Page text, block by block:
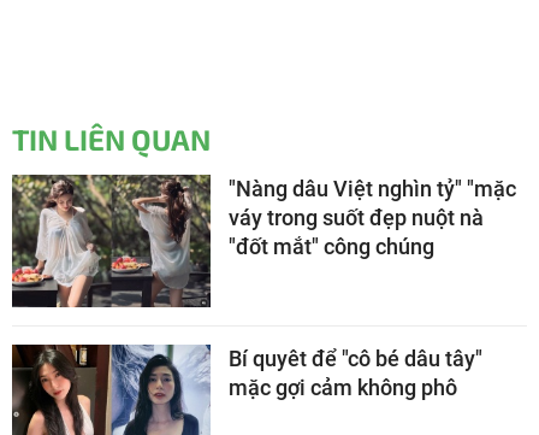
TIN LIÊN QUAN
"Nàng dâu Việt nghìn tỷ" "mặc
váy trong suốt đẹp nuột nà
"đốt mắt" công chúng
Bí quyêt để "cô bé dâu tây"
mặc gợi cảm không phô